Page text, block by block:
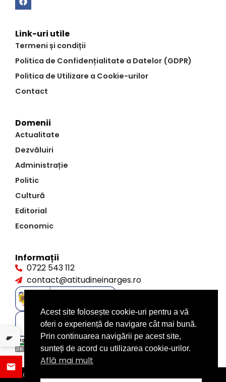
Link-uri utile
Termeni și condiții
Politica de Confidențialitate a Datelor (GDPR)
Politica de Utilizare a Cookie-urilor
Contact
Domenii
Actualitate
Dezvăluiri
Administrație
Politic
Cultură
Editorial
Economic
Informații
0722 543 112
contact@atitudineinarges.ro
©2026 Atitudine în Argeș. Toate drepturile rezervate
Acest site folosește cookie-uri pentru a vă
oferi o experiență de navigare cât mai bună.
Prin continuarea navigării pe acest site,
sunteți de acord cu utilizarea cookie-urilor.
Află mai mult